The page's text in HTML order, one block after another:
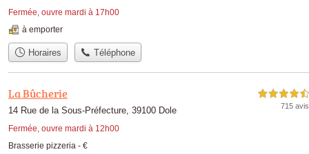
Fermée, ouvre mardi à 17h00
à emporter
Horaires Téléphone
La Bûcherie
14 Rue de la Sous-Préfecture, 39100 Dole
Fermée, ouvre mardi à 12h00
4,5 étoiles sur 5
715 avis
Brasserie pizzeria - €